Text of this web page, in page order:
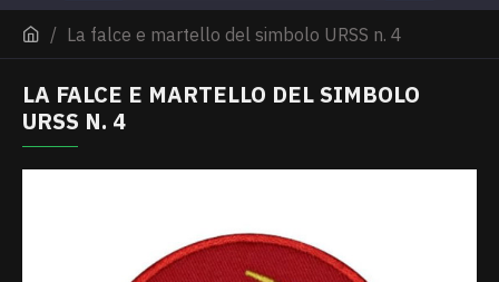
La falce e martello del simbolo URSS n. 4
LA FALCE E MARTELLO DEL SIMBOLO
URSS N. 4